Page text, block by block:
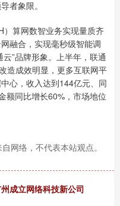
者象限。
算网数智业务实现量质齐
融合，实现毫秒级智能调
”品牌形象。上半年，联通
造成效明显，更多互联网平
心，收入达到144亿元、同
额同比增长60%，市场地位
网络，不代表本站观点。
成立网络科技新公司